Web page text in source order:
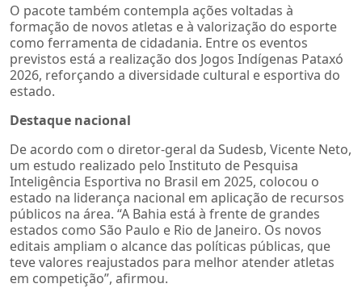
O pacote também contempla ações voltadas à
formação de novos atletas e à valorização do esporte
como ferramenta de cidadania. Entre os eventos
previstos está a realização dos Jogos Indígenas Pataxó
2026, reforçando a diversidade cultural e esportiva do
estado.
Destaque nacional
De acordo com o diretor-geral da Sudesb, Vicente Neto,
um estudo realizado pelo Instituto de Pesquisa
Inteligência Esportiva no Brasil em 2025, colocou o
estado na liderança nacional em aplicação de recursos
públicos na área. “A Bahia está à frente de grandes
estados como São Paulo e Rio de Janeiro. Os novos
editais ampliam o alcance das políticas públicas, que
teve valores reajustados para melhor atender atletas
em competição”, afirmou.